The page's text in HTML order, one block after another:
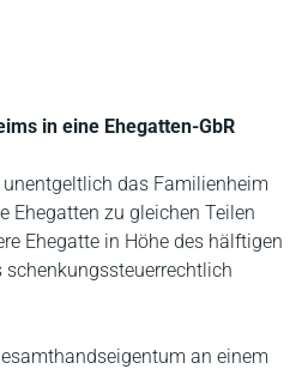
in eine Ehegatten-GbR
das Familienheim
Ehegatten zu gleichen Teilen
Ehegatte in Höhe des hälftigen
an einem